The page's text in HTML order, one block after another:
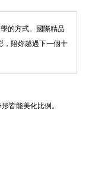
的方式。
國際精品
，陪妳越過下一個十
皆能美化比例。